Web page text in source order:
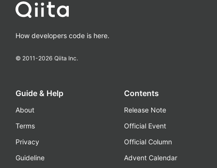
How developers code is here.
© 2011-2026 Qiita Inc.
Guide & Help
About
Terms
Privacy
Guideline
Contents
Release Note
Official Event
Official Column
Advent Calendar